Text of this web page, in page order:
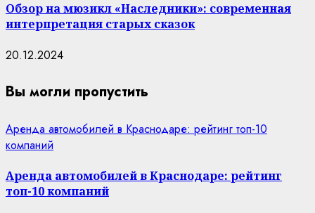
Обзор на мюзикл «Наследники»: современная
интерпретация старых сказок
20.12.2024
Вы могли пропустить
Аренда автомобилей в Краснодаре: рейтинг топ-10
компаний
Аренда автомобилей в Краснодаре: рейтинг
топ-10 компаний